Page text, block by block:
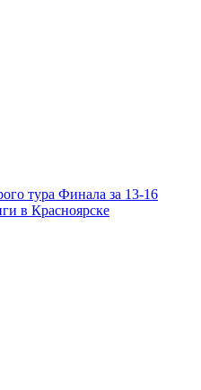
тура Финала за 13-16
в Красноярске